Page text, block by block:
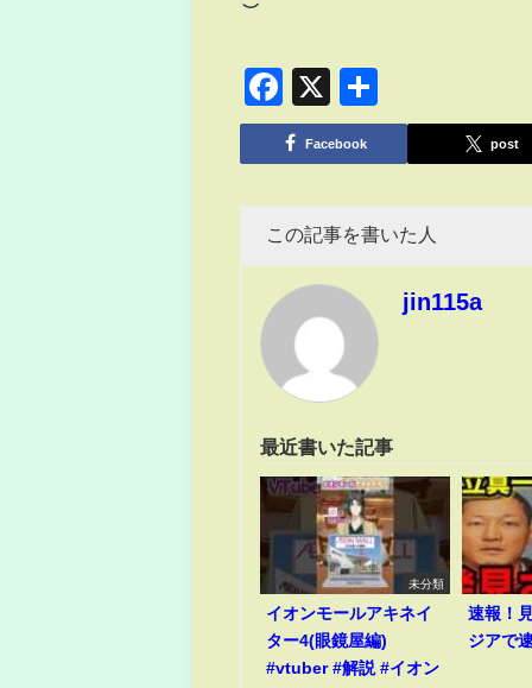
Facebook
X
有
Facebook post
この記事を書いた人
jin115a
最近書いた記事
未分類
イオンモールアキネイ
ター4(眼鏡屋編)
#vtuber #解説 #イオン
速報！
ジアで